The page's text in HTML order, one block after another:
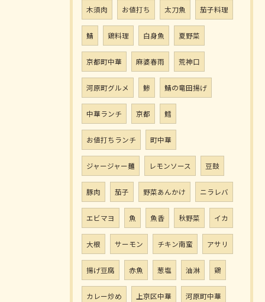
木須肉 お値打ち 太刀魚 茄子料理
鯖 鶏料理 白身魚 夏野菜
京都町中華 麻婆春雨 荒神口
河原町グルメ 鯵 鯖の竜田揚げ
中華ランチ 京都 鱈
お値打ちランチ 町中華
ジャージャー麺 レモンソース 豆鼓
豚肉 茄子 野菜あんかけ ニラレバ
エビマヨ 魚 魚香 秋野菜 イカ
大根 サーモン チキン南蛮 アサリ
揚げ豆腐 赤魚 葱塩 油淋 鶏
カレー炒め 上京区中華 河原町中華